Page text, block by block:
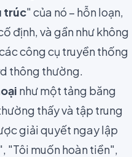
trúc" của nó – hỗn loạn,
định, và gần như không
công cụ truyền thống
thông thường.
như một tảng băng
thấy và tập trung
giải quyết ngay lập
"Tôi muốn hoàn tiền",